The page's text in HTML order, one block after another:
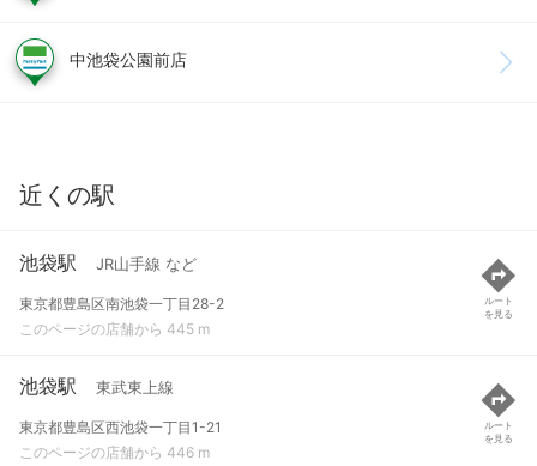
中池袋公園前店
近くの駅
池袋駅 JR山手線 など
東京都豊島区南池袋一丁目28-2
このページの店舗から 445 m
ルート
を見る
池袋駅 東武東上線
東京都豊島区西池袋一丁目1-21
このページの店舗から 446 m
ルート
を見る